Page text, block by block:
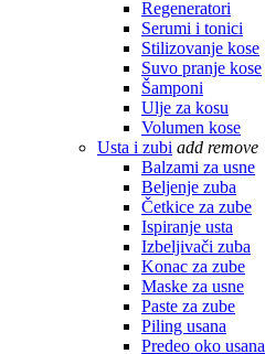
Regeneratori
Serumi i tonici
Stilizovanje kose
Suvo pranje kose
Šamponi
Ulje za kosu
Volumen kose
Usta i zubi add remove
Balzami za usne
Beljenje zuba
Četkice za zube
Ispiranje usta
Izbeljivači zuba
Konac za zube
Maske za usne
Paste za zube
Piling usana
Predeo oko usana